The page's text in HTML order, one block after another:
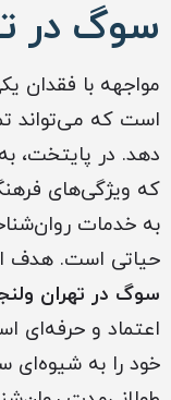
سوگ در
مواجهه با فقدان
است که می‌تواند
دهد. در پایتخت،
که ویژگی‌های
به خدمات
حیاتی است. هدف
سوگ در تهران
اعتماد و حرفه‌ای
خود را به شیوه‌ای